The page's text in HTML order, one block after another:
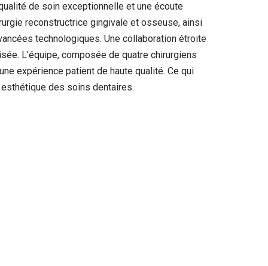
de soin exceptionnelle et une écoute
reconstructrice gingivale et osseuse, ainsi
technologiques. Une collaboration étroite
L’équipe, composée de quatre chirurgiens
expérience patient de haute qualité. Ce qui
des soins dentaires.